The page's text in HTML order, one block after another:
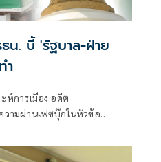
น. บี้ 'รัฐบาล-ฝ่าย
ำ
ห์การเมือง อดีต
วามผ่านเฟซบุ๊กในหัวข้อ